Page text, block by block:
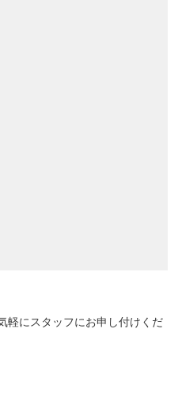
軽にスタッフにお申し付けくだ